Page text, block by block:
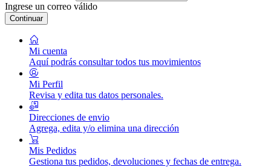
Ingrese un correo válido
Continuar
Mi cuenta
Aquí podrás consultar todos tus movimientos
Mi Perfil
Revisa y edita tus datos personales.
Direcciones de envio
Agrega, edita y/o elimina una dirección
Mis Pedidos
Gestiona tus pedidos, devoluciones y fechas de entrega.